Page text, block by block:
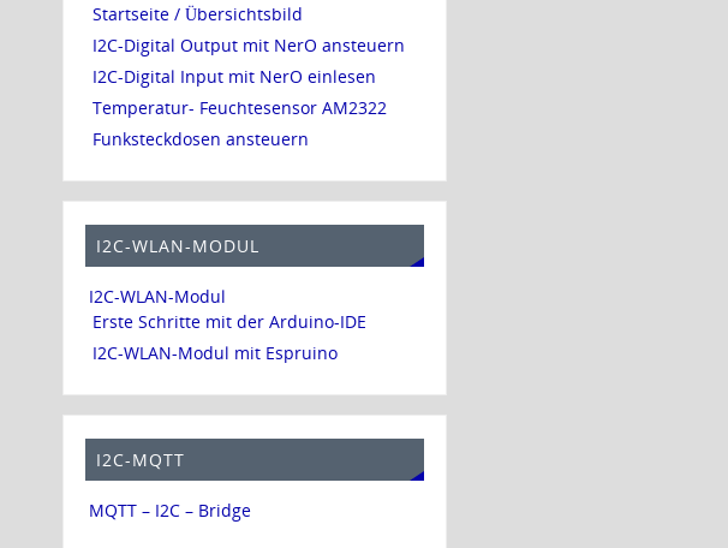
Startseite / Übersichtsbild
I2C-Digital Output mit NerO ansteuern
I2C-Digital Input mit NerO einlesen
Temperatur- Feuchtesensor AM2322
Funksteckdosen ansteuern
I2C-WLAN-MODUL
I2C-WLAN-Modul
Erste Schritte mit der Arduino-IDE
I2C-WLAN-Modul mit Espruino
I2C-MQTT
MQTT – I2C – Bridge